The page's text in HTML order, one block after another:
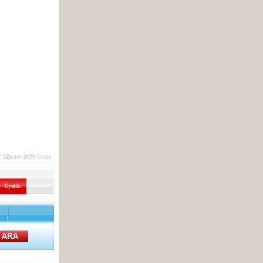
Ağustos 2026 Cuma
Üyelik